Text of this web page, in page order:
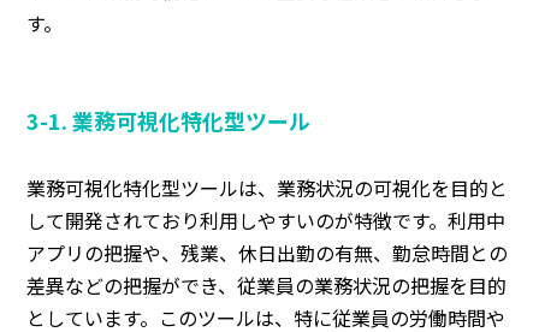
す。
3-1. 業務可視化特化型ツール
業務可視化特化型ツールは、業務状況の可視化を目的と
して開発されており利用しやすいのが特徴です。利用中
アプリの把握や、残業、休日出勤の有無、勤怠時間との
差異などの把握ができ、従業員の業務状況の把握を目的
としています。このツールは、特に従業員の労働時間や